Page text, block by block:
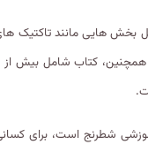
شامل بخش هایی مانند
شطرنج است، برای